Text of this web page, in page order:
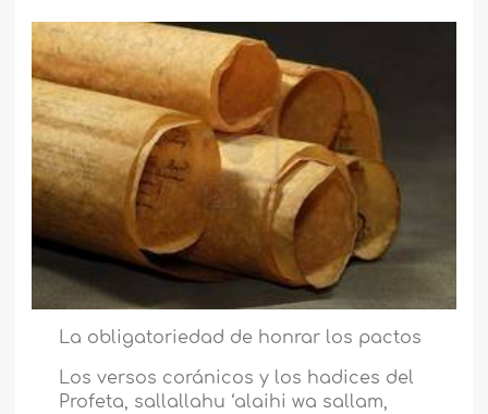
La obligatoriedad de honrar los pactos
Los versos coránicos y los hadices del
Profeta, sallallahu ‘alaihi wa sallam,